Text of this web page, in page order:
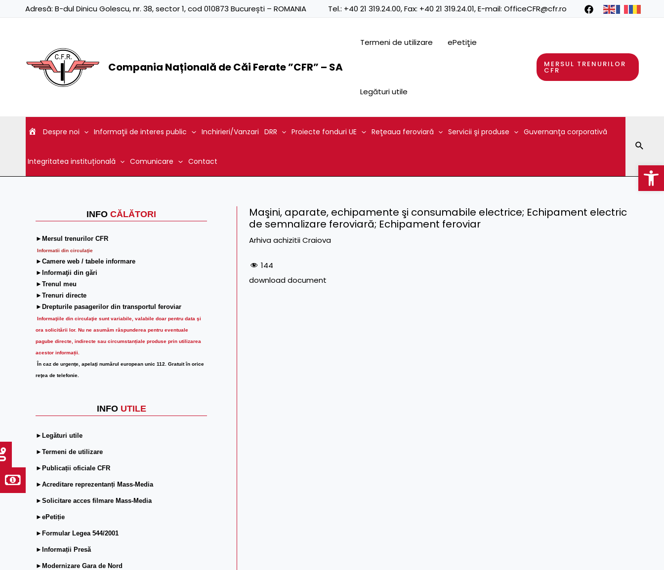
Adresă: B-dul Dinicu Golescu, nr. 38, sector 1, cod 010873 București – ROMANIA Tel.: +40 21 319.24.00, Fax: +40 21 319.24.01, E-mail: OfficeCFR@cfr.ro
Compania Națională de Căi Ferate ”CFR” – SA
Termeni de utilizare ePetiţie
Legături utile
MERSUL TRENURILOR
CFR
Despre noi Informaţii de interes public Inchirieri/Vanzari DRR Proiecte fonduri UE Reţeaua feroviară Servicii şi produse Guvernanţa corporativă
Integritatea instituțională Comunicare Contact
INFO CĂLĂTORI
►Mersul trenurilor CFR
Informatii din circulaţie
►Camere web / tabele informare
►Informaţii din gări
►Trenul meu
►Trenuri directe
►Drepturile pasagerilor din transportul feroviar
Informaţiile din circulaţie sunt variabile, valabile doar pentru data şi
ora solicitării lor. Nu ne asumăm răspunderea pentru eventuale
pagube directe, indirecte sau circumstanțiale produse prin utilizarea
acestor informații.
În caz de urgenţe, apelaţi numărul european unic 112. Gratuit în orice
reţea de telefonie.
INFO UTILE
►Legături utile
►Termeni de utilizare
►Publicații oficiale CFR
►Acreditare reprezentanți Mass-Media
►Solicitare acces filmare Mass-Media
►ePetiție
►Formular Legea 544/2001
►Informații Presă
►Modernizare Gara de Nord
Maşini, aparate, echipamente şi consumabile electrice; Echipament electric
de semnalizare feroviară; Echipament feroviar
Arhiva achizitii Craiova
144
download document